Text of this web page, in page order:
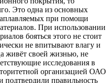
Это одна из основных
при помощи
При использовании
бояться этого не стоит
не впитывают влагу и
живёт своей жизнью, не
исследования в
организацией ОАО
правильность